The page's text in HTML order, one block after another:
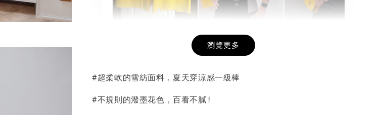
NT$ 190
NT$ 450
- +
希望相隨雙面T
NT$ 190
NT$ 450
瀏覽更多
#超柔軟的雪紡面料，夏天穿涼感一級棒
#不規則的潑墨花色，百看不膩!